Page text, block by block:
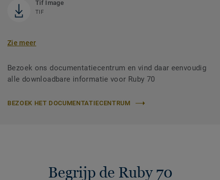
Tif Image
TIF
Zie meer
Bezoek ons documentatiecentrum en vind daar eenvoudig
alle downloadbare informatie voor Ruby 70
BEZOEK HET DOCUMENTATIECENTRUM
Begrijp de Ruby 70